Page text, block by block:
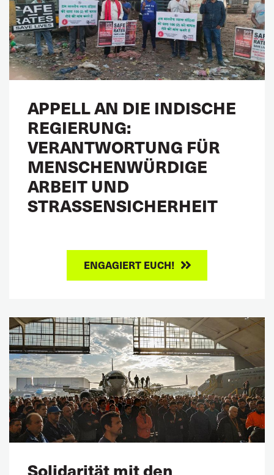
APPELL AN DIE INDISCHE
REGIERUNG:
VERANTWORTUNG FÜR
MENSCHENWÜRDIGE
ARBEIT UND
STRASSENSICHERHEIT
ENGAGIERT EUCH!
Solidarität mit den